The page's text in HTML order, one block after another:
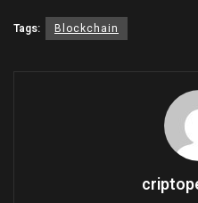
Tags: Blockchain